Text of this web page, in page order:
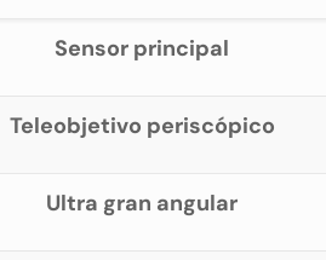
Sensor principal
Teleobjetivo periscópico
Ultra gran angular